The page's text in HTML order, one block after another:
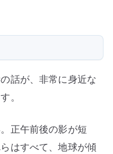
話が、非常に身近な
。
正午前後の影が短
はすべて、地球が傾